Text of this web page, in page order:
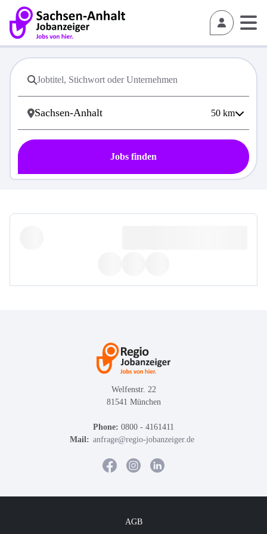
50 km
Jobs finden
Welfenstr. 22
81541 München
Phone: 0800 - 4161411
Mail: anfrage@regio-jobanzeiger.de
AGB